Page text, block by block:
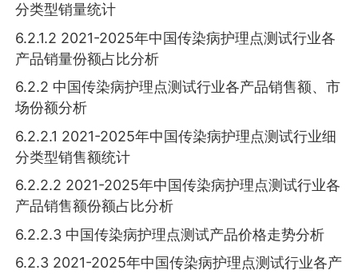
分类型销量统计
6.2.1.2 2021-2025年中国传染病护理点测试行业各
产品销量份额占比分析
6.2.2 中国传染病护理点测试行业各产品销售额、市
场份额分析
6.2.2.1 2021-2025年中国传染病护理点测试行业细
分类型销售额统计
6.2.2.2 2021-2025年中国传染病护理点测试行业各
产品销售额份额占比分析
6.2.2.3 中国传染病护理点测试产品价格走势分析
6.2.3 2021-2025年中国传染病护理点测试行业各产